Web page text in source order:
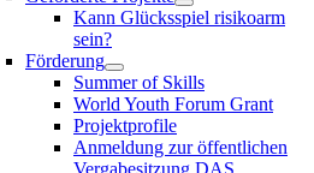
Kann Glücksspiel risikoarm
sein?
Förderung
Summer of Skills
World Youth Forum Grant
Projektprofile
Anmeldung zur öffentlichen
Vergabesitzung DAS